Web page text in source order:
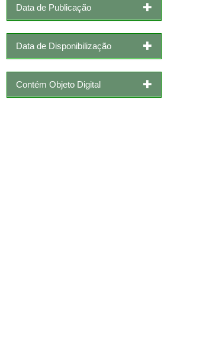
Data de Publicação
Data de Disponibilização
Contém Objeto Digital